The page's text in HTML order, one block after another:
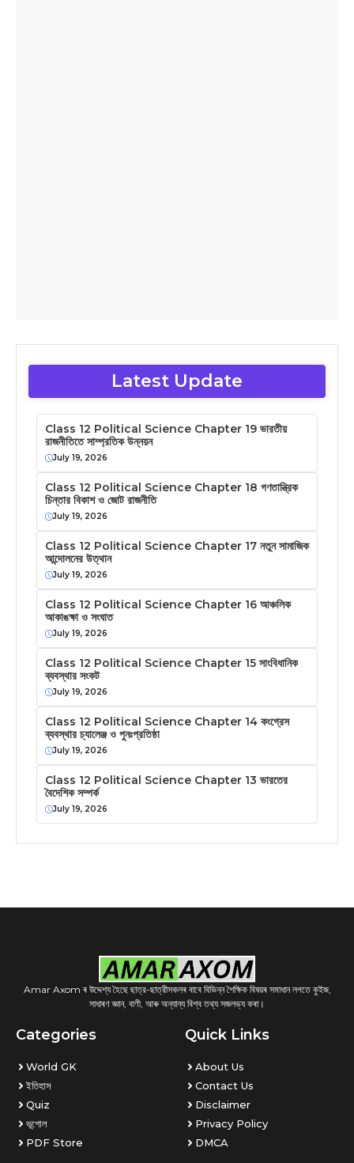
Latest Update
Class 12 Political Science Chapter 19 ভারতীয়
রাজনীতিতে সাম্প্রতিক উন্নয়ন
July 19, 2026
Class 12 Political Science Chapter 18 গণতান্ত্রিক
চিন্তার বিকাশ ও জোট রাজনীতি
July 19, 2026
Class 12 Political Science Chapter 17 নতুন সামাজিক
আন্দোলনের উত্থান
July 19, 2026
Class 12 Political Science Chapter 16 আঞ্চলিক
আকাঙক্ষা ও সংঘাত
July 19, 2026
Class 12 Political Science Chapter 15 সাংবিধানিক
ব্যবস্থার সংকট
July 19, 2026
Class 12 Political Science Chapter 14 কংগ্রেস
ব্যবস্থার চ্যালেঞ্জ ও পুনঃপ্রতিষ্ঠা
July 19, 2026
Class 12 Political Science Chapter 13 ভারতের
বৈদেশিক সম্পর্ক
July 19, 2026
Amar Axom ৰ উদ্দেশ্য হৈছে ছাত্র-ছাত্রীসকলৰ বাবে বিভিন্ন শৈক্ষিক বিষয়ৰ সমাধান লগতে কুইজ,
সাধাৰণ জ্ঞান, বাণী, আৰু অন্যান্য বিশ্ব তথ্য সজলভ্য কৰা।
Categories
World GK
ইতিহাস
Quiz
ভূগোল
PDF Store
Quick Links
About Us
Contact Us
Disclaimer
Privacy Policy
DMCA